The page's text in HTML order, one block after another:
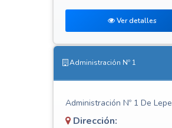
Ver detalles
Administración Nº 1
Administración Nº 1 De Lepe
Dirección: